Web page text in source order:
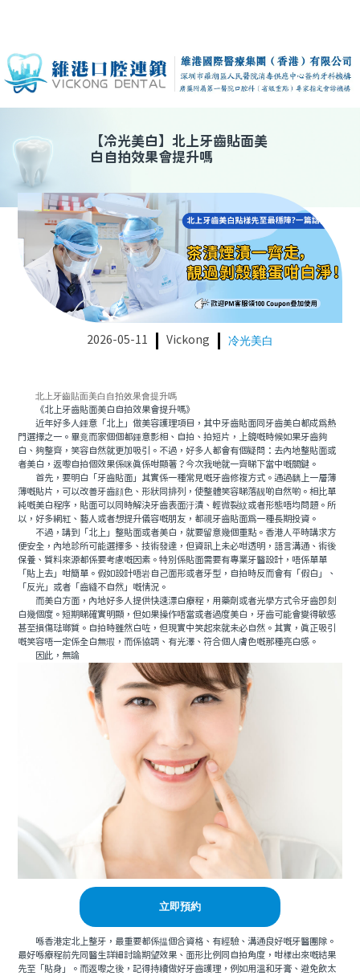
【冷光美白】 北上牙齒貼面美
白自拍效果會提升嗎
2026-05-11 Vickong 冷光美白
北上牙齒貼面美白自拍效果會提升嗎
《北上牙齒貼面美白自拍效果會提升嗎》
近年好多人鍾意「北上」做美容護理項目，其中牙齒貼面同牙齒美白都成爲熱
門選擇之一。畢竟而家個個都鍾意影相、自拍、拍短片，上鏡嘅時候如果牙齒夠
白、夠整齊，笑容自然就更加吸引。不過，好多人都會有個疑問：去內地整貼面或
者美白，返嚟自拍個效果係咪真係咁顯著？今次我哋就一齊睇下當中嘅關鍵。
首先，要明白「牙齒貼面」其實係一種常見嘅牙齒修複方式。通過黐上一層薄
薄嘅貼片，可以改善牙齒顔色、形狀同排列，使整體笑容睇落靓啲自然啲。相比單
純嘅美白程序，貼面可以同時解決牙齒表面汙漬、輕微裂紋或者形態唔均問題。所
以，好多網紅、藝人或者想提升儀容嘅朋友，都視牙齒貼面爲一種長期投資。
不過，講到「北上」整貼面或者美白，就要留意幾個重點。香港人平時講求方
便安全，內地診所可能選擇多、技術發達，但資訊上未必咁透明，語言溝通、術後
保養、質料來源都係要考慮嘅因素。特別係貼面需要有專業牙醫設計，唔係單單
「貼上去」咁簡單。假如設計唔岩自己面形或者牙型，自拍時反而會有「假白」、
「反光」或者「齒縫不自然」嘅情況。
而美白方面，內地好多人提供快速漂白療程，用藥劑或者光學方式令牙齒即刻
白幾個度。短期睇確實明顯，但如果操作唔當或者過度美白，牙齒可能會變得敏感
甚至損傷琺瑯質。自拍時雖然白咗，但現實中笑起來就未必自然。其實，真正吸引
嘅笑容唔一定係全白無瑕，而係協調、有光澤、符合個人膚色嘅那種亮白感。
因此，無論
立即預約
喺香港定北上整牙，最重要都係揾個合資格、有經驗、溝通良好嘅牙醫團隊。
最好喺療程前先同醫生詳細討論期望效果、面形比例同自拍角度，咁樣出來嘅結果
先至「貼身」。而返嚟之後，記得持續做好牙齒護理，例如用溫和牙膏、避免飲太